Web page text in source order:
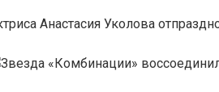
Анастасия Уколова